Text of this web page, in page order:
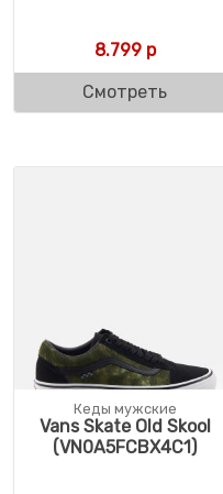
8.799р
Смотреть
Кеды мужские
Vans Skate Old Skool
(VN0A5FCBX4C1)